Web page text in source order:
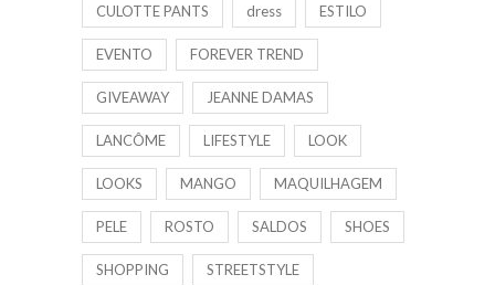
CULOTTE PANTS dress ESTILO
EVENTO FOREVER TREND
GIVEAWAY JEANNE DAMAS
LANCÔME LIFESTYLE LOOK
LOOKS MANGO MAQUILHAGEM
PELE ROSTO SALDOS SHOES
SHOPPING STREETSTYLE